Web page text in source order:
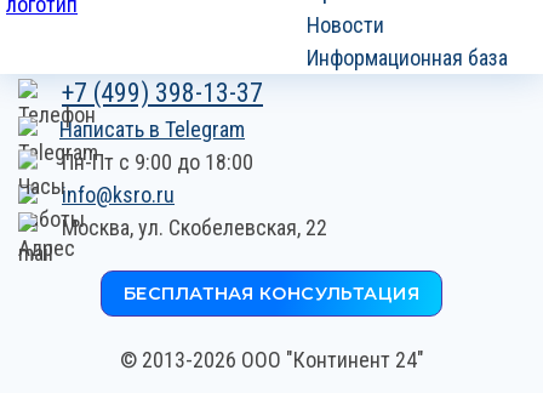
Новости
Информационная база
+7 (499) 398-13-37
Написать в Telegram
Пн-Пт с 9:00 до 18:00
info@ksro.ru
Москва,ул. Скобелевская, 22
БЕСПЛАТНАЯ КОНСУЛЬТАЦИЯ
© 2013-2026 ООО "Континент 24"